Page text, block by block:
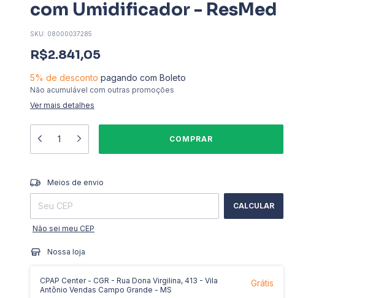
com Umidificador - ResMed
SKU: 08000037285
R$2.841,05
5% de desconto pagando com Boleto
Não acumulável com outras promoções
Ver mais detalhes
Entregas para o CEP:
Meios de envio
CALCULAR
Não sei meu CEP
Nossa loja
CPAP Center - CGR - Rua Dona Virgilina, 413 - Vila
Antônio Vendas Campo Grande - MS
Grátis